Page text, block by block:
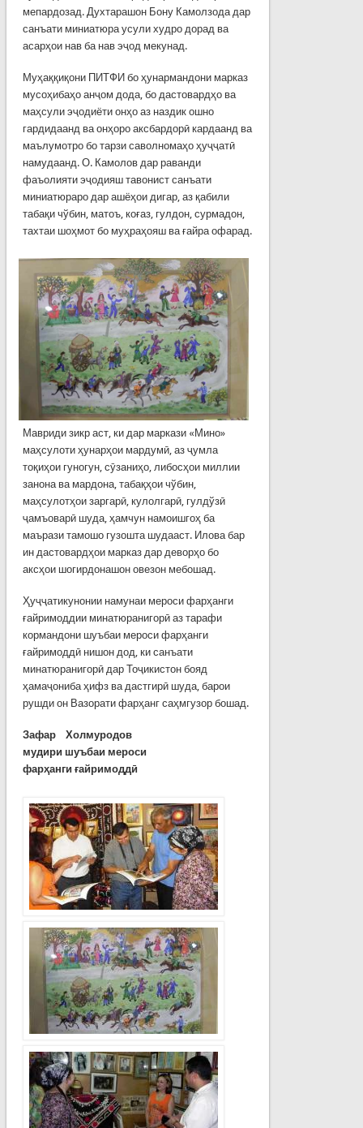
мепардозад. Духтарашон Бону Камолзода дар
санъати миниатюра усули худро дорад ва
асарҳои нав ба нав эҷод мекунад.
Муҳаққиқони ПИТФИ бо ҳунармандони марказ
мусоҳибаҳо анҷом дода, бо дастовардҳо ва
маҳсули эҷодиёти онҳо аз наздик ошно
гардидаанд ва онҳоро аксбардорӣ кардаанд ва
маълумотро бо тарзи саволномаҳо ҳуҷҷатӣ
намудаанд. О. Камолов дар раванди
фаъолияти эҷодияш тавонист санъати
миниатюраро дар ашёҳои дигар, аз қабили
табақи чўбин, матоъ, коғаз, гулдон, сурмадон,
тахтаи шоҳмот бо муҳраҳояш ва ғайра офарад.
Мавриди зикр аст, ки дар маркази «Мино»
маҳсулоти ҳунарҳои мардумӣ, аз ҷумла
тоқиҳои гуногун, сӯзаниҳо, либосҳои миллии
занона ва мардона, табақҳои чўбин,
маҳсулотҳои заргарӣ, кулолгарӣ, гулдўзӣ
ҷамъоварӣ шуда, ҳамчун намоишгоҳ ба
маърази тамошо гузошта шудааст. Илова бар
ин дастовардҳои марказ дар деворҳо бо
аксҳои шогирдонашон овезон мебошад.
Ҳуҷҷатикунонии намунаи мероси фарҳанги
ғайримоддии минатюранигорӣ аз тарафи
кормандони шуъбаи мероси фарҳанги
ғайримоддӣ нишон дод, ки санъати
минатюранигорӣ дар Тоҷикистон бояд
ҳамаҷониба ҳифз ва дастгирӣ шуда, барои
рушди он Вазорати фарҳанг саҳмгузор бошад.
Зафар Холмуродов
мудири шуъбаи мероси
фарҳанги ғайримоддӣ